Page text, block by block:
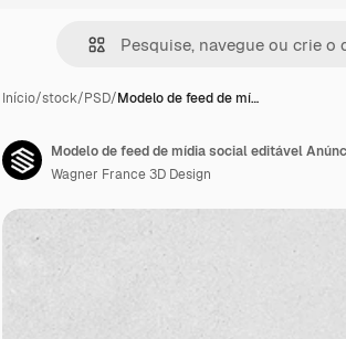
Início/stock/PSD/Modelo de feed de mí…
Modelo de feed de mídia social editável
Wagner France 3D Design